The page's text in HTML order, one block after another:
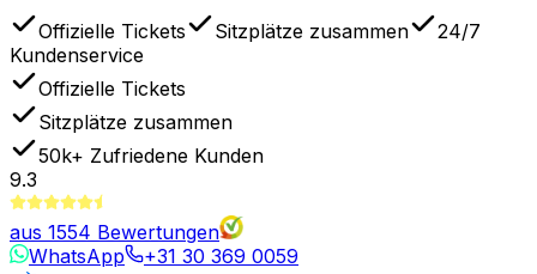
Offizielle Tickets Sitzplätze zusammen
24/7
Kundenservice
Offizielle Tickets
Sitzplätze zusammen
50k+ Zufriedene Kunden
9.3
aus 1554 Bewertungen
WhatsApp
+31 30 369 0059